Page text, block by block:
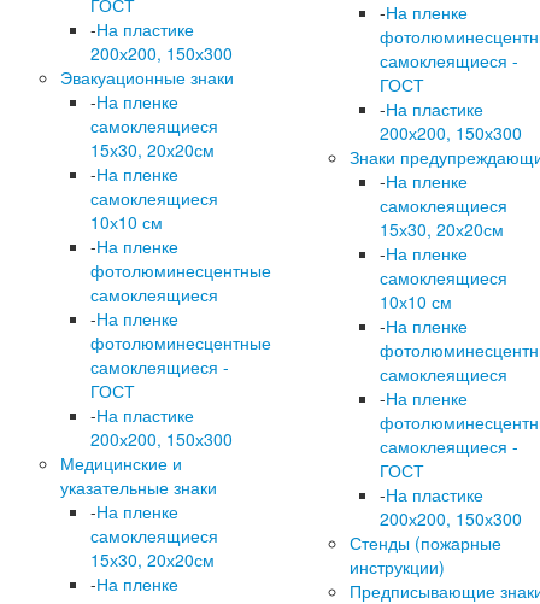
ГОСТ
-На пластике
200х200, 150х300
Эвакуационные знаки
-На пленке
самоклеящиеся
15х30, 20х20см
-На пленке
самоклеящиеся
10х10 см
-На пленке
фотолюминесцентные
самоклеящиеся
-На пленке
фотолюминесцентные
самоклеящиеся -
ГОСТ
-На пластике
200х200, 150х300
Медицинские и
указательные знаки
-На пленке
самоклеящиеся
15х30, 20х20см
-На пленке
-На пленке
самоклеящиеся -
ГОСТ
-На пластике
200х200, 150х300
Знаки
-На пленке
самоклеящиеся
15х30, 20х20см
-На пленке
самоклеящиеся
10х10 см
-На пленке
самоклеящиеся
-На пленке
самоклеящиеся -
ГОСТ
-На пластике
200х200, 150х300
Стенды (пожарные
инструкции)
Предписывающие